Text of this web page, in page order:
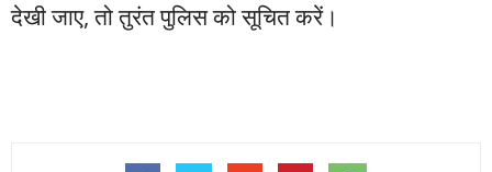
देखी जाए, तो तुरंत पुलिस को सूचित करें।